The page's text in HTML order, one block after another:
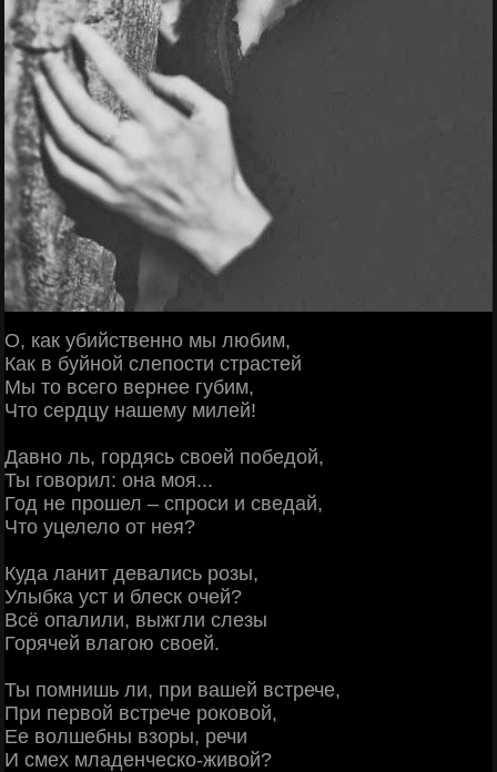
О, как убийственно мы любим,
Как в буйной слепости страстей
Мы то всего вернее губим,
Что сердцу нашему милей!
Давно ль, гордясь своей победой,
Ты говорил: она моя...
Год не прошел – спроси и сведай,
Что уцелело от нея?
Куда ланит девались розы,
Улыбка уст и блеск очей?
Всё опалили, выжгли слезы
Горячей влагою своей.
Ты помнишь ли, при вашей встрече,
При первой встрече роковой,
Ее волшебны взоры, речи
И смех младенческо-живой?